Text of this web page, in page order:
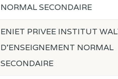
NORMAL SECONDAIRE
ENIET PRIVEE INSTITUT
D'ENSEIGNEMENT NORMAL
SECONDAIRE